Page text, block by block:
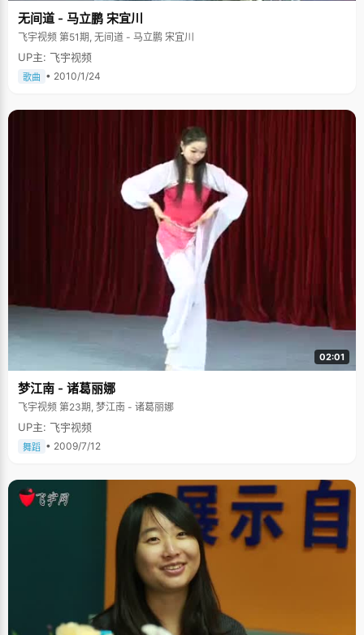
无间道 - 马立鹏 宋宜川
飞宇视频 第51期, 无间道 - 马立鹏 宋宜川
UP主: 飞宇视频
歌曲 • 2010/1/24
02:01
梦江南 - 诸葛丽娜
飞宇视频 第23期, 梦江南 - 诸葛丽娜
UP主: 飞宇视频
舞蹈 • 2009/7/12